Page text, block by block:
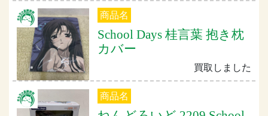
商品名
School Days 桂言葉 抱き枕
カバー
買取しました
商品名